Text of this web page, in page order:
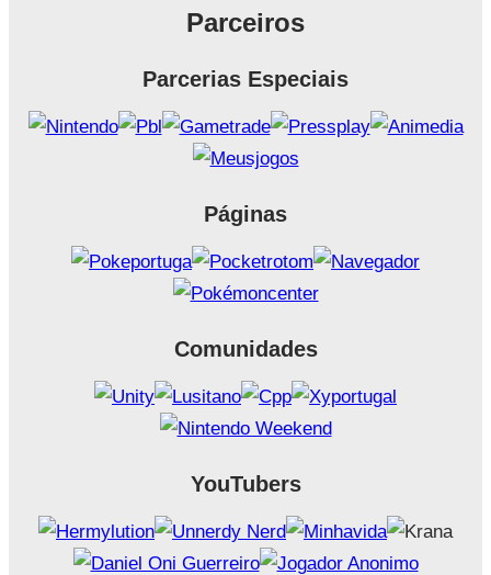
Parceiros
Parcerias Especiais
Páginas
Comunidades
YouTubers